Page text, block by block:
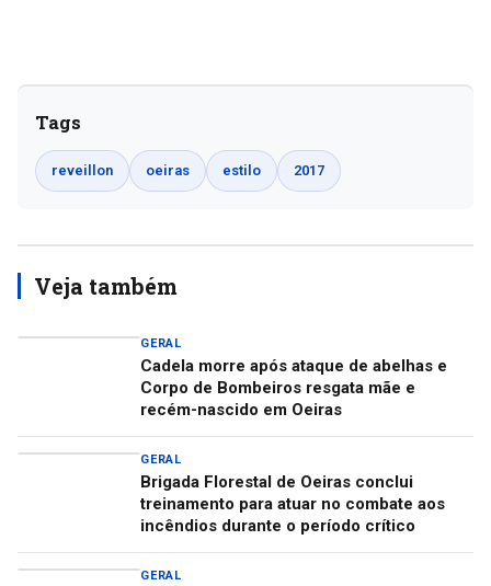
Tags
reveillon oeiras estilo 2017
Veja também
GERAL
Cadela morre após ataque de abelhas e
Corpo de Bombeiros resgata mãe e
recém-nascido em Oeiras
GERAL
Brigada Florestal de Oeiras conclui
treinamento para atuar no combate aos
incêndios durante o período crítico
GERAL